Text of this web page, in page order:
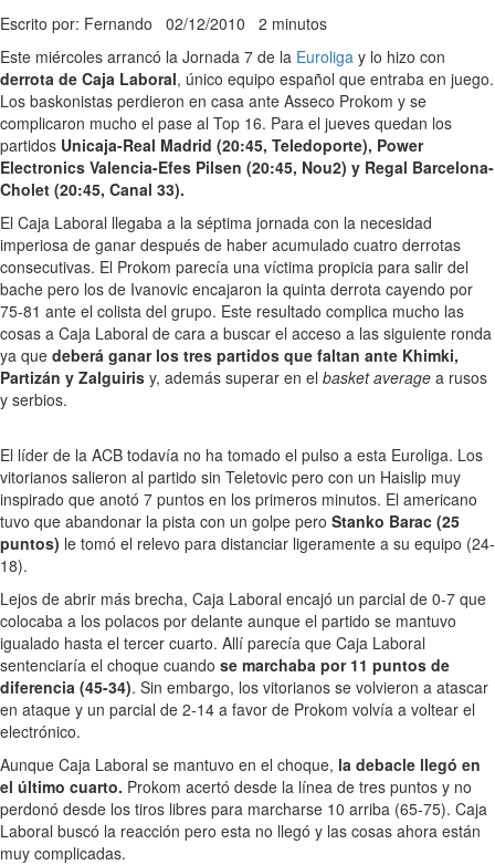
Escrito por: Fernando 02/12/2010 2 minutos
Este miércoles arrancó la Jornada 7 de la Euroliga y lo hizo con
derrota de Caja Laboral, único equipo español que entraba en juego.
Los baskonistas perdieron en casa ante Asseco Prokom y se
complicaron mucho el pase al Top 16. Para el jueves quedan los
partidos Unicaja-Real Madrid (20:45, Teledoporte), Power
Electronics Valencia-Efes Pilsen (20:45, Nou2) y Regal Barcelona-
Cholet (20:45, Canal 33).
El Caja Laboral llegaba a la séptima jornada con la necesidad
imperiosa de ganar después de haber acumulado cuatro derrotas
consecutivas. El Prokom parecía una víctima propicia para salir del
bache pero los de Ivanovic encajaron la quinta derrota cayendo por
75-81 ante el colista del grupo. Este resultado complica mucho las
cosas a Caja Laboral de cara a buscar el acceso a las siguiente ronda
ya que deberá ganar los tres partidos que faltan ante Khimki,
Partizán y Zalguiris y, además superar en el basket average a rusos
y serbios.
El líder de la ACB todavía no ha tomado el pulso a esta Euroliga. Los
vitorianos salieron al partido sin Teletovic pero con un Haislip muy
inspirado que anotó 7 puntos en los primeros minutos. El americano
tuvo que abandonar la pista con un golpe pero Stanko Barac (25
puntos) le tomó el relevo para distanciar ligeramente a su equipo (24-
18).
Lejos de abrir más brecha, Caja Laboral encajó un parcial de 0-7 que
colocaba a los polacos por delante aunque el partido se mantuvo
igualado hasta el tercer cuarto. Allí parecía que Caja Laboral
sentenciaría el choque cuando se marchaba por 11 puntos de
diferencia (45-34). Sin embargo, los vitorianos se volvieron a atascar
en ataque y un parcial de 2-14 a favor de Prokom volvía a voltear el
electrónico.
Aunque Caja Laboral se mantuvo en el choque, la debacle llegó en
el último cuarto. Prokom acertó desde la línea de tres puntos y no
perdonó desde los tiros libres para marcharse 10 arriba (65-75). Caja
Laboral buscó la reacción pero esta no llegó y las cosas ahora están
muy complicadas.